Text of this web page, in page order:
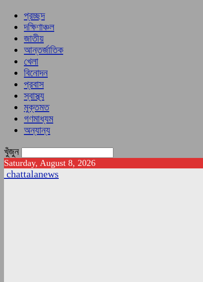
প্রচ্ছদ
দক্ষিণাঞ্চল
জাতীয়
আন্তর্জাতিক
খেলা
বিনোদন
প্রবাস
স্বাস্থ্য
মুক্তমত
গণমাধ্যম
অন্যান্য
খুঁজুন
Saturday, August 8, 2026
chattalanews